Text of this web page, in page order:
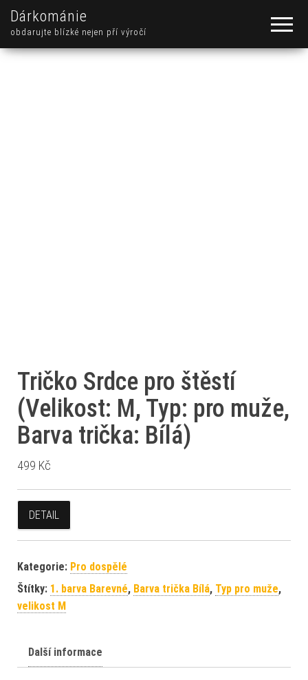
Dárkománie
obdarujte blízké nejen pří výročí
Tričko Srdce pro štěstí
(Velikost: M, Typ: pro muže,
Barva trička: Bílá)
499 Kč
DETAIL
Kategorie: Pro dospělé
Štítky: 1. barva Barevné, Barva trička Bílá, Typ pro muže,
velikost M
Další informace